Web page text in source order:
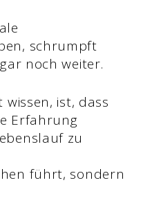
schrumpft
noch weiter.
wissen, ist, dass
Erfahrung
zu
führt, sondern